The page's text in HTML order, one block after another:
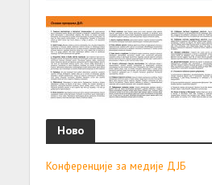
Ново
Конференције за медије ДЈБ